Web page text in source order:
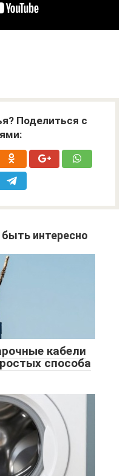
Поделиться с
интересно
кабели
способа